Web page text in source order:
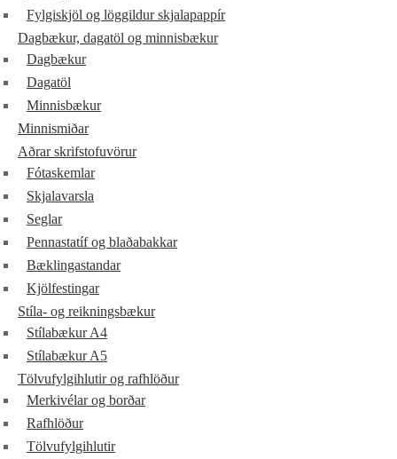
Fylgiskjöl og löggildur skjalapappír
Dagbækur, dagatöl og minnisbækur
Dagbækur
Dagatöl
Minnisbækur
Minnismiðar
Aðrar skrifstofuvörur
Fótaskemlar
Skjalavarsla
Seglar
Pennastatíf og blaðabakkar
Bæklingastandar
Kjölfestingar
Stíla- og reikningsbækur
Stílabækur A4
Stílabækur A5
Tölvufylgihlutir og rafhlöður
Merkivélar og borðar
Rafhlöður
Tölvufylgihlutir